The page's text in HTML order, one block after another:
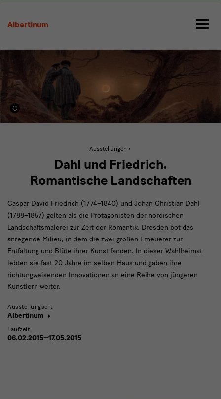
Albertinum
Friedrich
Ausstellungen
Friedrich
Dahl und Friedrich.
Romantische Landschaften
Caspar David Friedrich (1774–1840) und Johan Christian Dahl
(1788–1857) gelten als die Protagonisten der nordischen
Landschaftsmalerei zur Zeit der Romantik. Dresden bot das
anregende Milieu, in dem die zwei großen Erneuerer zur
Entfaltung und Blüte ihrer Kunst fanden. In dieser Wahlheimat
lebten sie fast 20 Jahre im selben Haus und gaben ihre
richtungweisenden Innovationen an eine Reihe von jüngeren
Künstlern weiter.
Ausstellungsort
Albertinum
Laufzeit
06.02.2015—17.05.2015